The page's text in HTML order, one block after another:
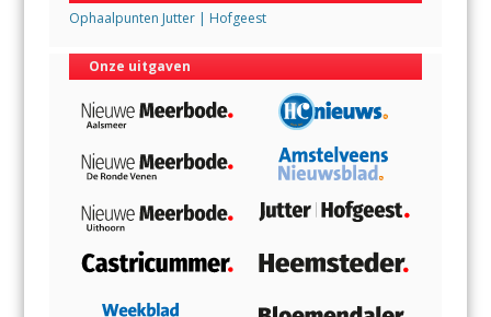
Ophaalpunten Jutter | Hofgeest
Onze uitgaven